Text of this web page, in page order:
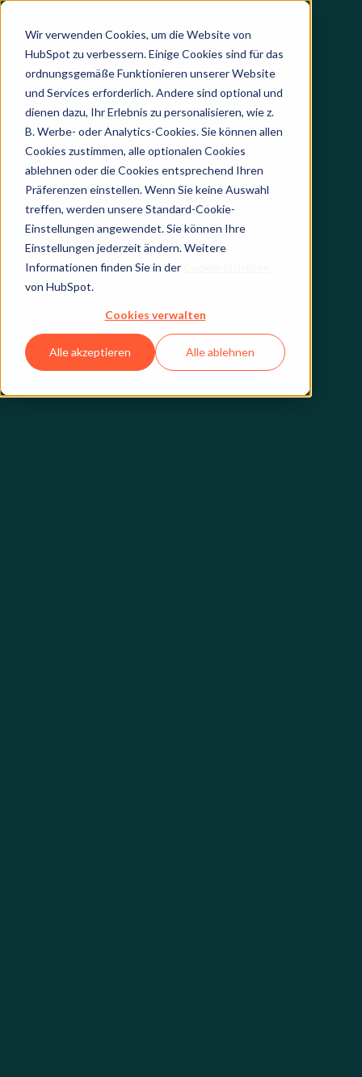
Wir verwenden Cookies, um die Website von
HubSpot zu verbessern. Einige Cookies sind für das
ordnungsgemäße Funktionieren unserer Website
und Services erforderlich. Andere sind optional und
dienen dazu, Ihr Erlebnis zu personalisieren, wie z.
B. Werbe- oder Analytics-Cookies. Sie können allen
Cookies zustimmen, alle optionalen Cookies
ablehnen oder die Cookies entsprechend Ihren
Präferenzen einstellen. Wenn Sie keine Auswahl
treffen, werden unsere Standard-Cookie-
Einstellungen angewendet. Sie können Ihre
Einstellungen jederzeit ändern. Weitere
Informationen finden Sie in der
von HubSpot.
Cookies verwalten
Alle akzeptieren Alle ablehnen